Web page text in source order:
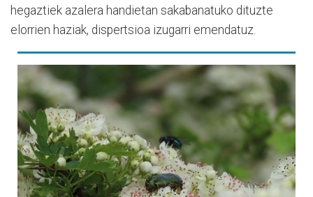
hegaztiek azalera handietan sakabanatuko dituzte
elorrien haziak, dispertsioa izugarri emendatuz.